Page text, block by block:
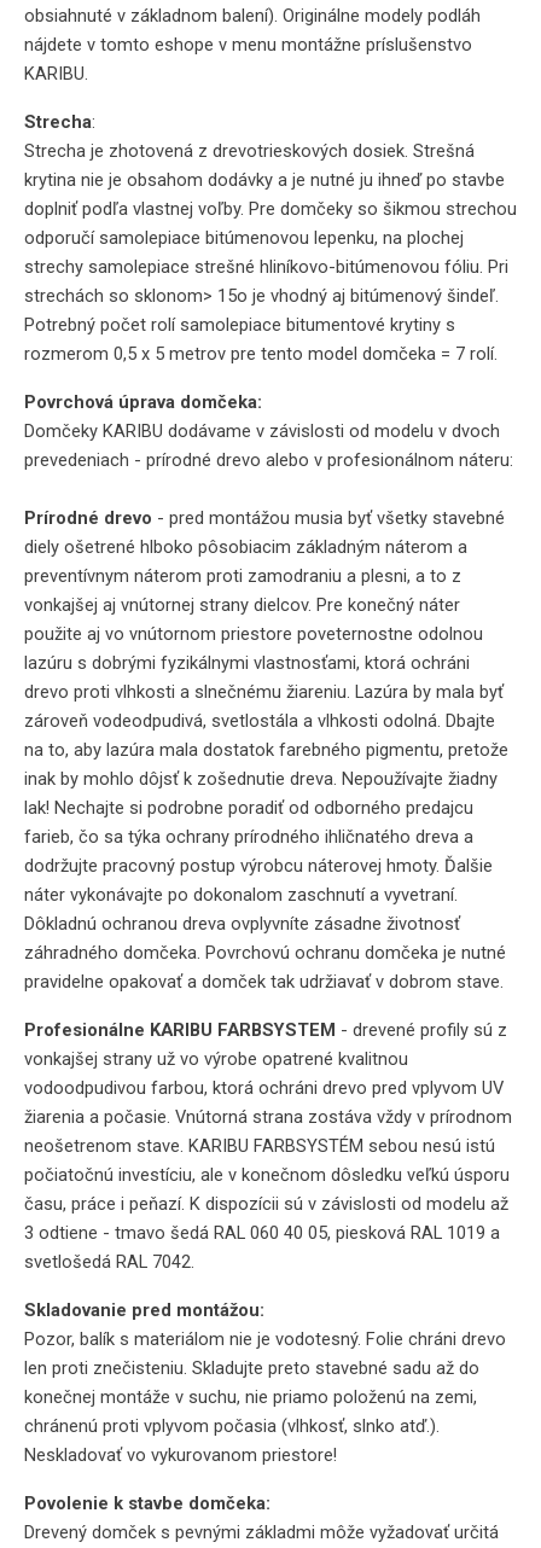
obsiahnuté v základnom balení). Originálne modely podláh
nájdete v tomto eshope v menu montážne príslušenstvo
KARIBU.
Strecha:
Strecha je zhotovená z drevotrieskových dosiek. Strešná
krytina nie je obsahom dodávky a je nutné ju ihneď po stavbe
doplniť podľa vlastnej voľby. Pre domčeky so šikmou strechou
odporučí samolepiace bitúmenovou lepenku, na plochej
strechy samolepiace strešné hliníkovo-bitúmenovou fóliu. Pri
strechách so sklonom> 15o je vhodný aj bitúmenový šindeľ.
Potrebný počet rolí samolepiace bitumentové krytiny s
rozmerom 0,5 x 5 metrov pre tento model domčeka = 7 rolí.
Povrchová úprava domčeka:
Domčeky KARIBU dodávame v závislosti od modelu v dvoch
prevedeniach - prírodné drevo alebo v profesionálnom náteru:
Prírodné drevo - pred montážou musia byť všetky stavebné
diely ošetrené hlboko pôsobiacim základným náterom a
preventívnym náterom proti zamodraniu a plesni, a to z
vonkajšej aj vnútornej strany dielcov. Pre konečný náter
použite aj vo vnútornom priestore poveternostne odolnou
lazúru s dobrými fyzikálnymi vlastnosťami, ktorá ochráni
drevo proti vlhkosti a slnečnému žiareniu. Lazúra by mala byť
zároveň vodeodpudivá, svetlostála a vlhkosti odolná. Dbajte
na to, aby lazúra mala dostatok farebného pigmentu, pretože
inak by mohlo dôjsť k zošednutie dreva. Nepoužívajte žiadny
lak! Nechajte si podrobne poradiť od odborného predajcu
farieb, čo sa týka ochrany prírodného ihličnatého dreva a
dodržujte pracovný postup výrobcu náterovej hmoty. Ďalšie
náter vykonávajte po dokonalom zaschnutí a vyvetraní.
Dôkladnú ochranou dreva ovplyvníte zásadne životnosť
záhradného domčeka. Povrchovú ochranu domčeka je nutné
pravidelne opakovať a domček tak udržiavať v dobrom stave.
Profesionálne KARIBU FARBSYSTEM - drevené profily sú z
vonkajšej strany už vo výrobe opatrené kvalitnou
vodoodpudivou farbou, ktorá ochráni drevo pred vplyvom UV
žiarenia a počasie. Vnútorná strana zostáva vždy v prírodnom
neošetrenom stave. KARIBU FARBSYSTÉM sebou nesú istú
počiatočnú investíciu, ale v konečnom dôsledku veľkú úsporu
času, práce i peňazí. K dispozícii sú v závislosti od modelu až
3 odtiene - tmavo šedá RAL 060 40 05, piesková RAL 1019 a
svetlošedá RAL 7042.
Skladovanie pred montážou:
Pozor, balík s materiálom nie je vodotesný. Folie chráni drevo
len proti znečisteniu. Skladujte preto stavebné sadu až do
konečnej montáže v suchu, nie priamo položenú na zemi,
chránenú proti vplyvom počasia (vlhkosť, slnko atď.).
Neskladovať vo vykurovanom priestore!
Povolenie k stavbe domčeka:
Drevený domček s pevnými základmi môže vyžadovať určitá